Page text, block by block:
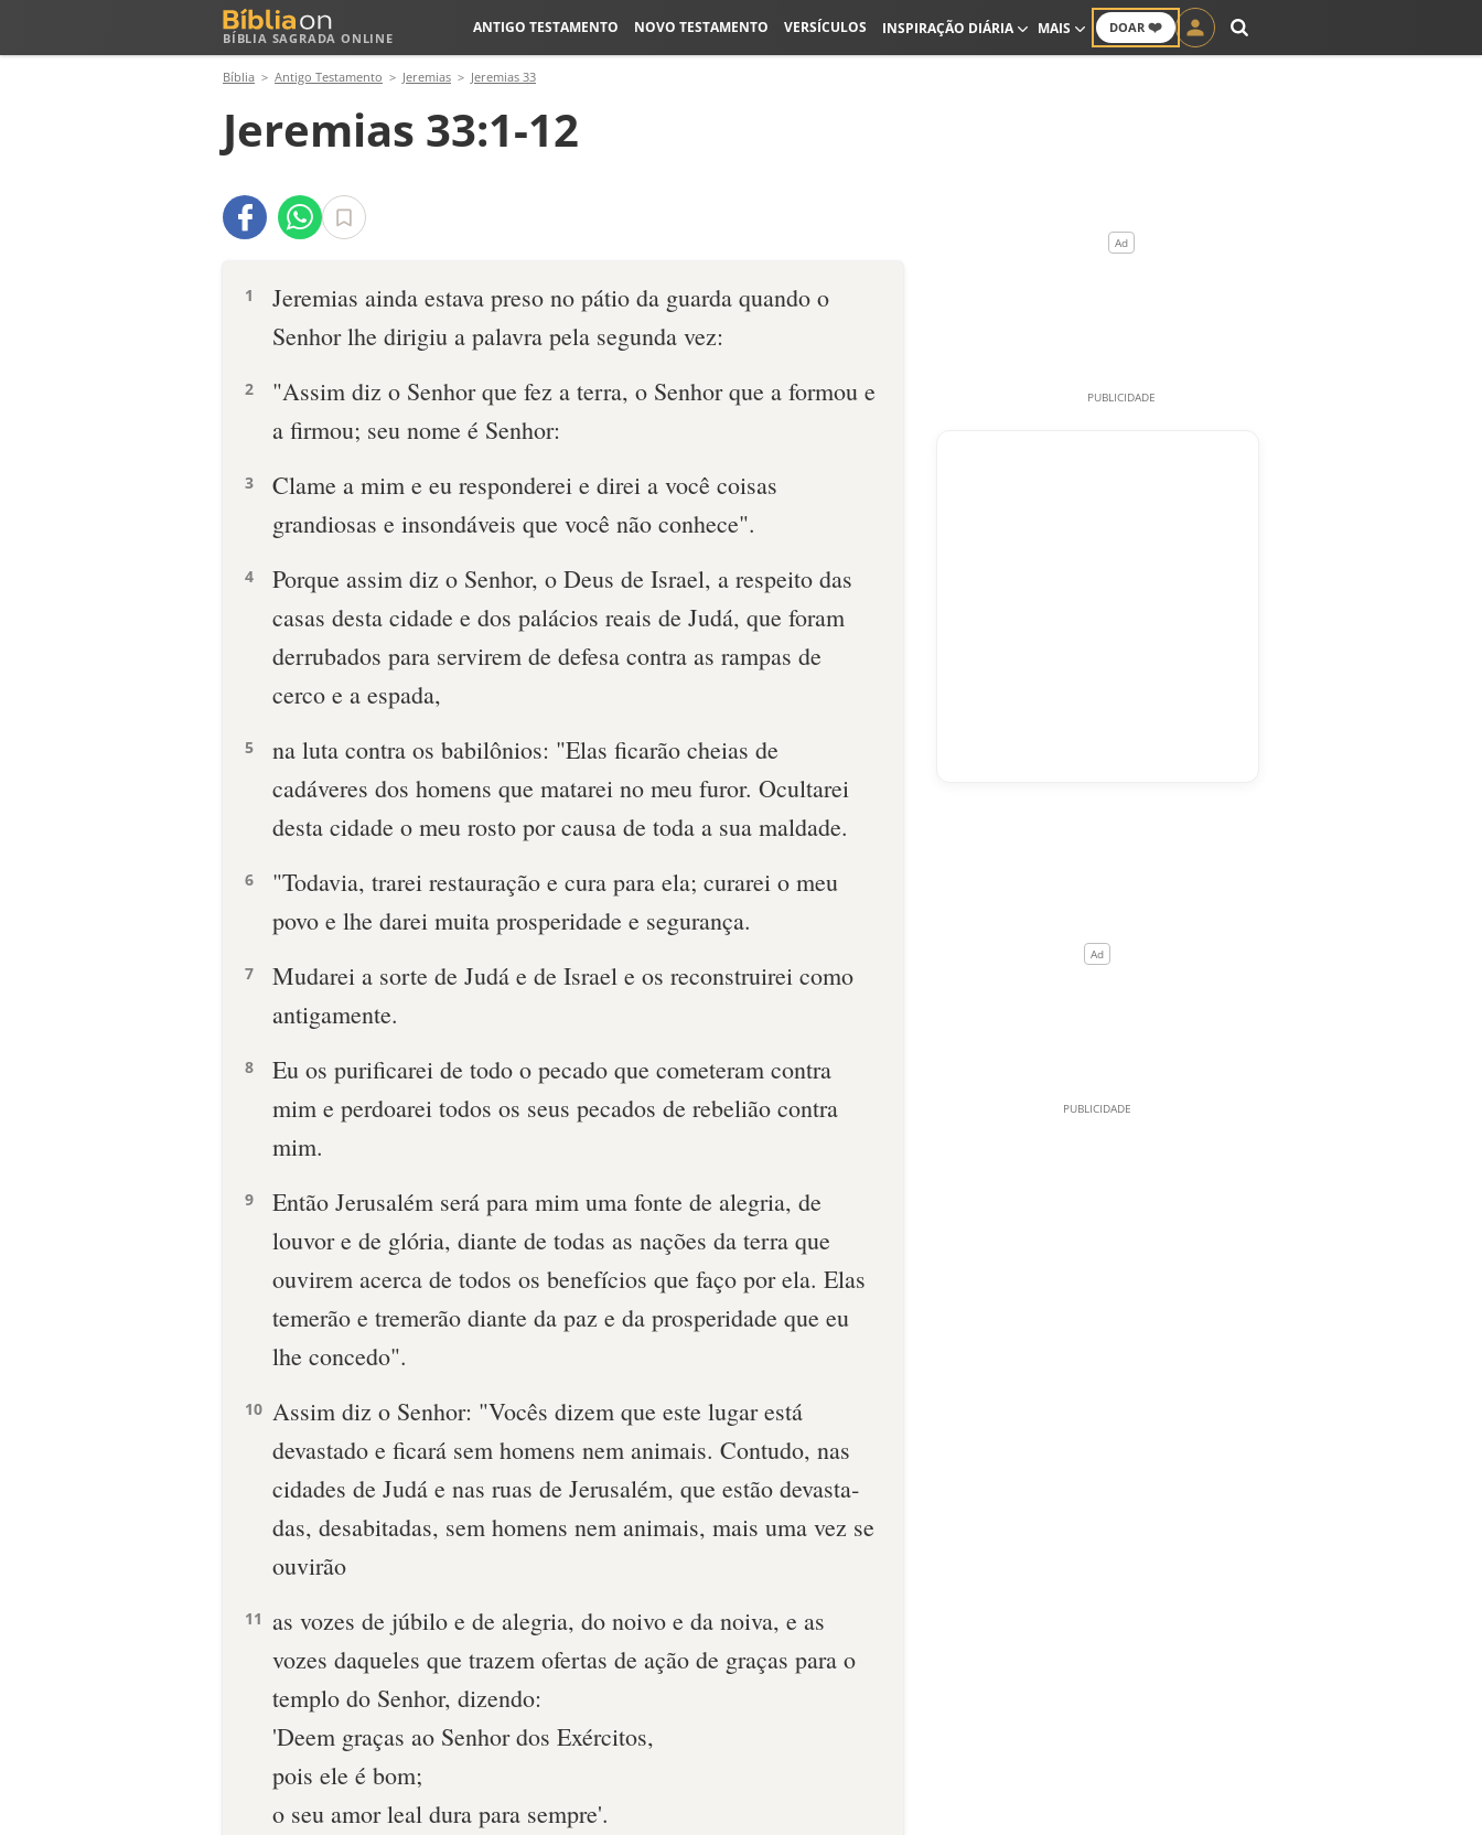
BÍBLIA SAGRADA ONLINE
DOAR ❤️
ANTIGO TESTAMENTO NOVO TESTAMENTO VERSÍCULOS INSPIRAÇÃO DIÁRIA MAIS
Bíblia Antigo Testamento Jeremias Jeremias 33
Jeremias 33:1-12
1
Jeremias ainda estava preso no pátio da guarda quando o
Senhor lhe dirigiu a palavra pela segunda vez:
2
"Assim diz o Senhor que fez a terra, o Senhor que a formou e
a firmou; seu nome é Senhor:
3
Cla­me a mim e eu responderei e direi a você coisas
grandiosas e insondáveis que você não conhece".
4
Porque assim diz o Senhor, o Deus de Israel, a respeito das
casas desta cidade e dos palácios reais de Judá, que foram
derrubados para servirem de defesa contra as rampas de
cerco e a espada,
5
na luta contra os babilônios: "Elas ficarão cheias de
cadáveres dos homens que matarei no meu furor. Ocultarei
desta cidade o meu rosto por causa de toda a sua maldade.
6
"Todavia, trarei restauração e cura para ela; curarei o meu
povo e lhe darei muita prospe­ridade e segurança.
7
Mudarei a sorte de Judá e de Israel e os reconstruirei como
antigamente.
8
Eu os purificarei de todo o pecado que comete­ram contra
mim e perdoarei todos os seus peca­dos de rebelião contra
mim.
9
Então Jerusalém será para mim uma fonte de alegria, de
louvor e de glória, diante de todas as nações da terra que
ouvirem acerca de todos os benefícios que faço por ela. Elas
temerão e tremerão diante da paz e da prosperidade que eu
lhe concedo".
10 Assim diz o Senhor: "Vocês dizem que este lugar está
devastado e ficará sem homens nem animais. Contudo, nas
cidades de Judá e nas ruas de Jerusalém, que estão devasta­
das, desabitadas, sem homens nem animais, mais uma vez se
ouvirão
11 as vozes de júbilo e de alegria, do noivo e da noiva, e as
vozes daqueles que trazem ofertas de ação de graças para o
templo do Senhor, dizendo:
'Deem graças ao Senhor dos Exércitos,
pois ele é bom;
o seu amor leal dura para sempre'.